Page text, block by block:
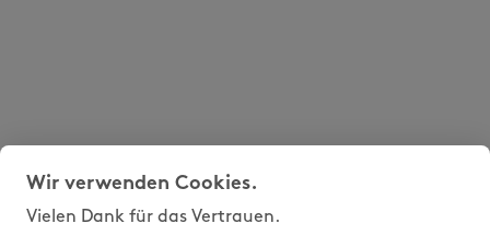
Wir verwenden Cookies.
Vielen Dank für das Vertrauen.